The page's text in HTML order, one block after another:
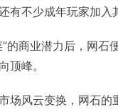
有不少成年玩家加入
的商业潜力后，网
顶峰。
场风云变换，网石